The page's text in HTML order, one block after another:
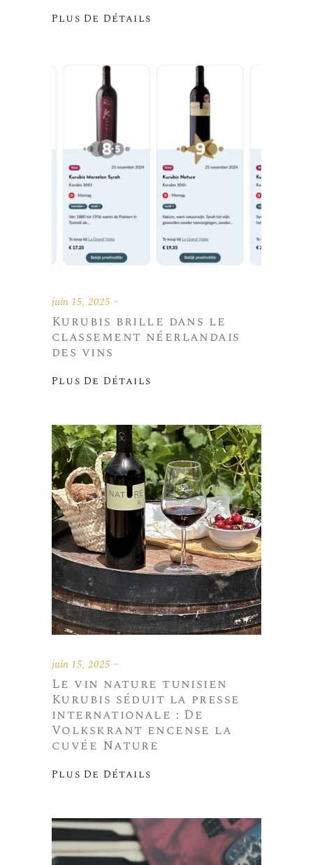
Plus De Détails
juin 15, 2025
Kurubis brille dans le
classement néerlandais
des vins
Plus De Détails
juin 15, 2025
Le vin nature tunisien
Kurubis séduit la presse
internationale : De
Volkskrant encense la
cuvée Nature
Plus De Détails